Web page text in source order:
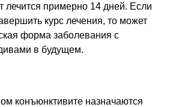
лечится примерно 14 дней. Если
курс лечения, то может
форма заболевания с
в будущем.
конъюнктивите назначаются